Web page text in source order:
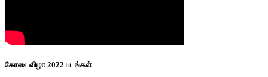
கோடைவிழா 2022 படங்கள்